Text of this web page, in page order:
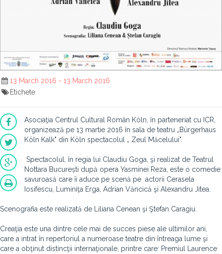
13 March 2016 - 13 March 2016
Etichete
Asociaţia Centrul Cultural Român Köln, în parteneriat cu ICR,
organizează pe 13 martie 2016 în sala de teatru „Bürgerhaus
Köln Kalk" din Köln spectacolul „ Zeul Măcelului".
Spectacolul, în regia lui Claudiu Goga, şi realizat de Teatrul
Nottara București după opera Yasminei Reza, este o comedie
savuroasă care îi aduce pe scenă pe actorii Cerasela
Iosifescu, Luminiţa Erga, Adrian Văncică şi Alexandru Jitea.
Scenografia este realizată de Liliana Cenean şi Ştefan Caragiu.
Creaţia este una dintre cele mai de succes piese ale ultimilor ani,
care a intrat în repertoriul a numeroase teatre din întreaga lume şi
care a obţinut distincţii internaţionale, printre care: Premiul Laurence